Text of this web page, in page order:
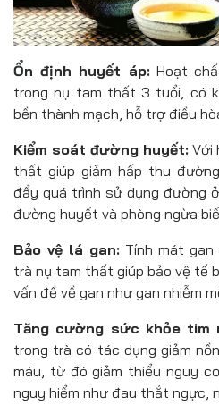
Ổn định huyết áp:Hoạt
trong nụ tam thất 3 tuổi, có
bền thành mạch, hỗ trợ điều
Kiểm soát đường huyết: Với
thất giúp giảm hấp thu
đẩy quá trình sử dụng đường
đường huyết và phòng ngừa
Bảo vệ lá gan: Tính mát
trà nụ tam thất giúp bảo vệ tế
vấn đề về gan như gan nhiễm
Tăng cường sức khỏe tim
trong trà có tác dụng giảm
máu, từ đó giảm thiểu nguy
nguy hiểm như đau thắt ngực,